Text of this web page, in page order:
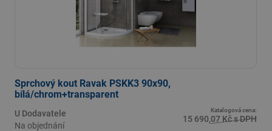
Sprchový kout Ravak PSKK3 90x90,
bílá/chrom+transparent
U Dodavatele
Na objednání
Katalogová cena:
15 690,07 Kč s DPH